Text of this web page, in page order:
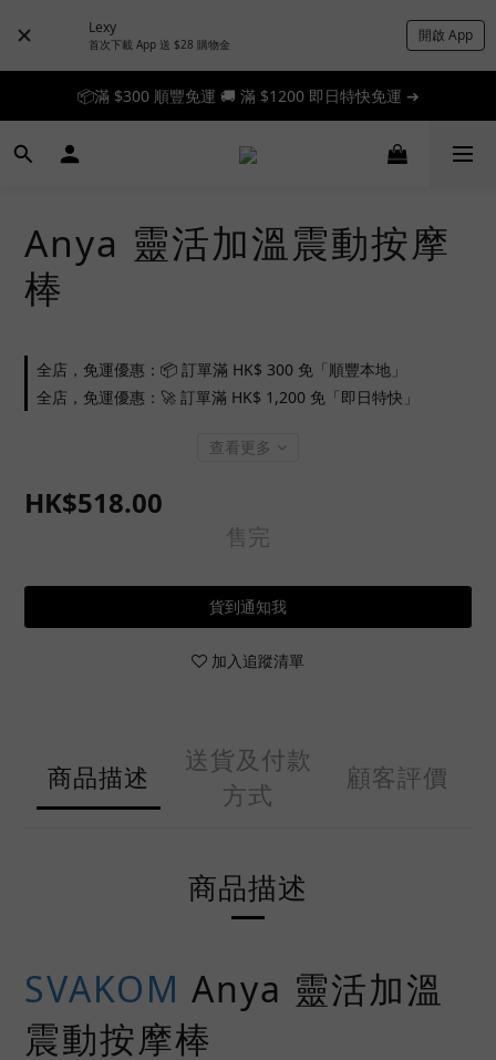
Lexy
首次下載 App 送 $28 購物金 開啟 App
📦滿 $300 順豐免運 🚚 滿 $1200 即日特快免運 ➔
📦滿 $300 順豐免運 🚚 滿 $1200 即日特快免運 ➔
🎉 新人首單享 88 折，快來領券加入！➔
Anya 靈活加溫震動按摩
棒
全店，免運優惠：📦 訂單滿 HK$ 300 免「順豐本地」
全店，免運優惠：🚀 訂單滿 HK$ 1,200 免「即日特快」
查看更多
HK$518.00
售完
貨到通知我
加入追蹤清單
商品描述
送貨及付款
方式
顧客評價
商品描述
SVAKOM Anya 靈活加溫
震動按摩棒